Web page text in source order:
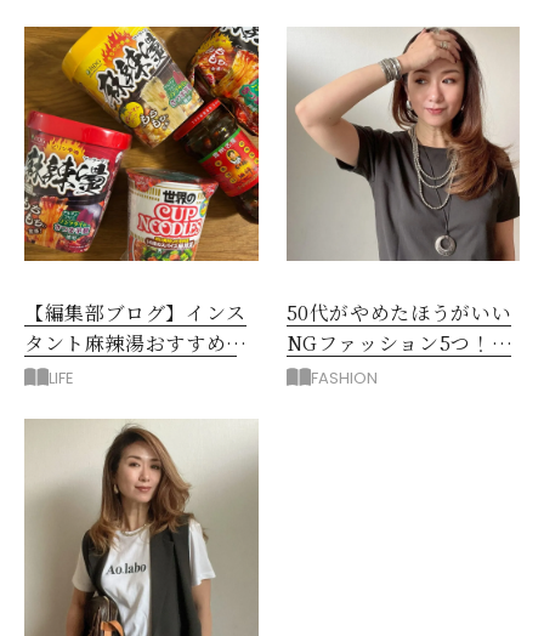
【編集部ブログ】インス
タント麻辣湯おすすめ3
選！シビ辛好きはお試し
LIFE
50代がやめたほうがいい
NGファッション5つ！手
持ち服を見直すコツ
FASHION